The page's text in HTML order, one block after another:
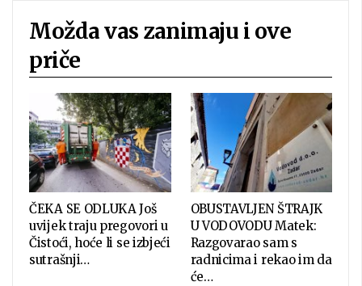
Možda vas zanimaju i ove
priče
ČEKA SE ODLUKA Još
uvijek traju pregovori u
Čistoći, hoće li se izbjeći
sutrašnji…
OBUSTAVLJEN ŠTRAJK
U VODOVODU Matek:
Razgovarao sam s
radnicima i rekao im da
će…